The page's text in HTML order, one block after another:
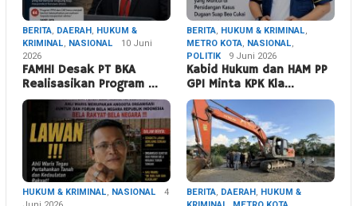
BERITA, DAERAH, HUKUM &
KRIMINAL, NASIONAL
10 Juni
2026
FAMHI Desak PT BKA
Realisasikan Program …
BERITA, HUKUM & KRIMINAL,
METRO KOTA, NASIONAL,
POLITIK
9 Juni 2026
Kabid Hukum dan HAM PP
GPI Minta KPK Kla…
HUKUM & KRIMINAL, NASIONAL
4
BERITA, DAERAH, HUKUM &